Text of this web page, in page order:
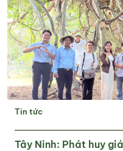
Tin tức
Tây Ninh: Phát huy